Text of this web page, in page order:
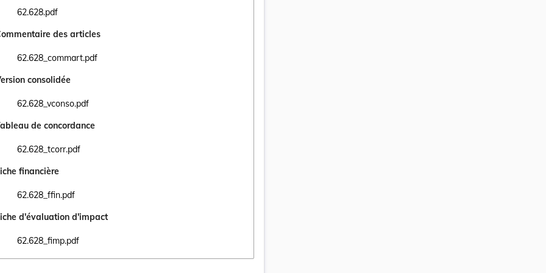
62.628.pdf
Ouvrir le document 62.628.pdf dans un nouvel onglet
des articles
62.628_commart.pdf
Ouvrir le document 62.628_commart.pdf dans un nouvel onglet
consolidée
62.628_vconso.pdf
Ouvrir le document 62.628_vconso.pdf dans un nouvel onglet
de concordance
62.628_tcorr.pdf
Ouvrir le document 62.628_tcorr.pdf dans un nouvel onglet
financière
62.628_ffin.pdf
Ouvrir le document 62.628_ffin.pdf dans un nouvel onglet
d'évaluation d'impact
62.628_fimp.pdf
Ouvrir le document 62.628_fimp.pdf dans un nouvel onglet